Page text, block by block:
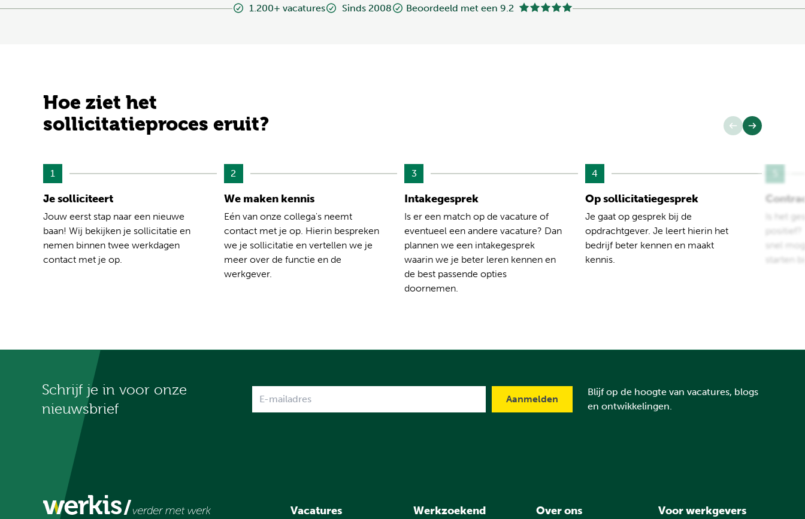
1.200+ vacatures Sinds 2008 Beoordeeld met een 9.2
Hoe ziet het
sollicitatieproces eruit?
1
Je solliciteert
Jouw eerst stap naar een nieuwe
baan! Wij bekijken je sollicitatie en
nemen binnen twee werkdagen
contact met je op.
2
We maken kennis
Eén van onze collega's neemt
contact met je op. Hierin bespreken
we je sollicitatie en vertellen we je
meer over de functie en de
werkgever.
3
Intakegesprek
Is er een match op de vacature of
eventueel een andere vacature? Dan
plannen we een intakegesprek
waarin we je beter leren kennen en
de best passende opties
doornemen.
4
Op sollicitatiegesprek
Je gaat op gesprek bij de
opdrachtgever. Je leert hierin het
bedrijf beter kennen en maakt
kennis.
Is het
snel
starten
Schrijf je in voor onze
nieuwsbrief
Blijf op de hoogte van vacatures, blogs
en ontwikkelingen.
Vacatures Werkzoekend Over ons Voor werkgevers